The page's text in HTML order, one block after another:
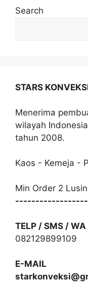
Search
STARS
Menerima
wilayah
tahun 2008.
Kaos - Kemeja -
Min Order 2 Lusin
TELP / SMS / WA
082129899109
E-MAIL